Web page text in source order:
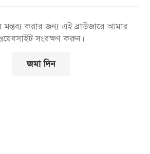
করার জন্য এই ব্রাউজারে আমার
সংরক্ষণ করুন।